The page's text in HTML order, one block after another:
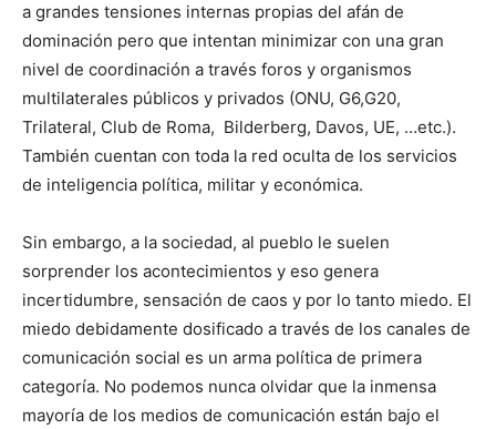
a grandes tensiones internas propias del afán de
dominación pero que intentan minimizar con una gran
nivel de coordinación a través foros y organismos
multilaterales públicos y privados (ONU, G6,G20,
Trilateral, Club de Roma, Bilderberg, Davos, UE, …etc.).
También cuentan con toda la red oculta de los servicios
de inteligencia política, militar y económica.
Sin embargo, a la sociedad, al pueblo le suelen
sorprender los acontecimientos y eso genera
incertidumbre, sensación de caos y por lo tanto miedo. El
miedo debidamente dosificado a través de los canales de
comunicación social es un arma política de primera
categoría. No podemos nunca olvidar que la inmensa
mayoría de los medios de comunicación están bajo el